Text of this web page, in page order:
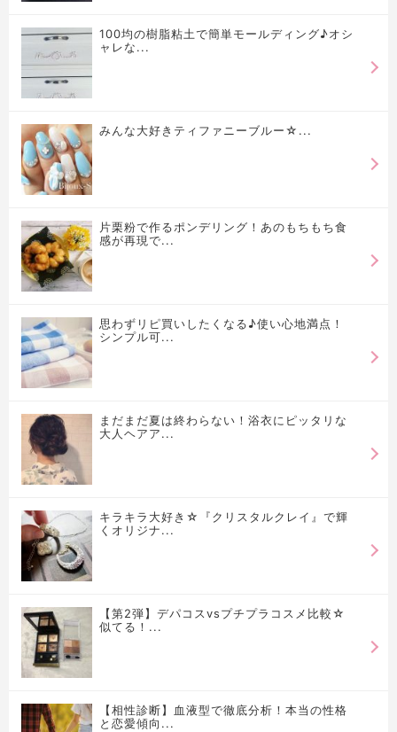
100均の樹脂粘土で簡単モールディング♪オシ
ャレな...
みんな大好きティファニーブルー☆...
片栗粉で作るポンデリング！あのもちもち食
感が再現で...
思わずリピ買いしたくなる♪使い心地満点！
シンプル可...
まだまだ夏は終わらない！浴衣にピッタリな
大人ヘアア...
キラキラ大好き☆『クリスタルクレイ』で輝
くオリジナ...
【第2弾】デパコスvsプチプラコスメ比較☆
似てる！...
【相性診断】血液型で徹底分析！本当の性格
と恋愛傾向...